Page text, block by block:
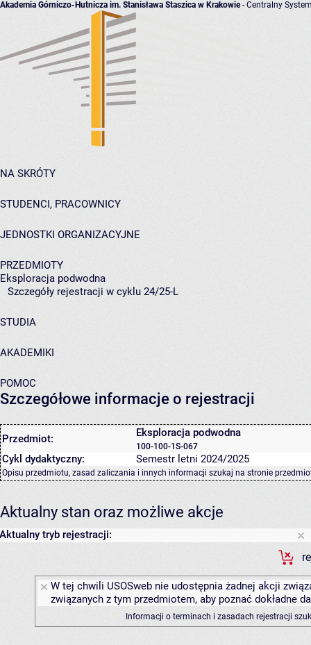
Akademia Górniczo-Hutnicza im. Stanisława Staszica w Krakowie- Centralny
NA SKRÓTY
STUDENCI, PRACOWNICY
JEDNOSTKI ORGANIZACYJNE
PRZEDMIOTY
Eksploracja podwodna
Szczegóły rejestracji w cyklu 24/25-L
STUDIA
AKADEMIKI
POMOC
Szczegółowe informacje o rejestracji
Przedmiot: Eksploracja podwodna
100-100-1S-067
Cykl dydaktyczny: Semestr letni 2024/2025
Opisu przedmiotu, zasad zaliczania i innych informacji szukaj na stronie
Aktualny stan oraz możliwe akcje
Aktualny tryb rejestracji:
W tej chwili USOSweb nie udostępnia żadnej akcji
związanych z tym przedmiotem, aby poznać dokładne
Informacji o terminach i zasadach rejestracji